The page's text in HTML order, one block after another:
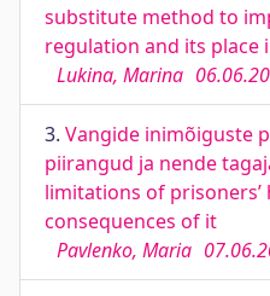
substitute method to
regulation and its place
Lukina, Marina
3. Vangide inimõiguste
piirangud ja nende
limitations of
consequences of it
Pavlenko, Maria